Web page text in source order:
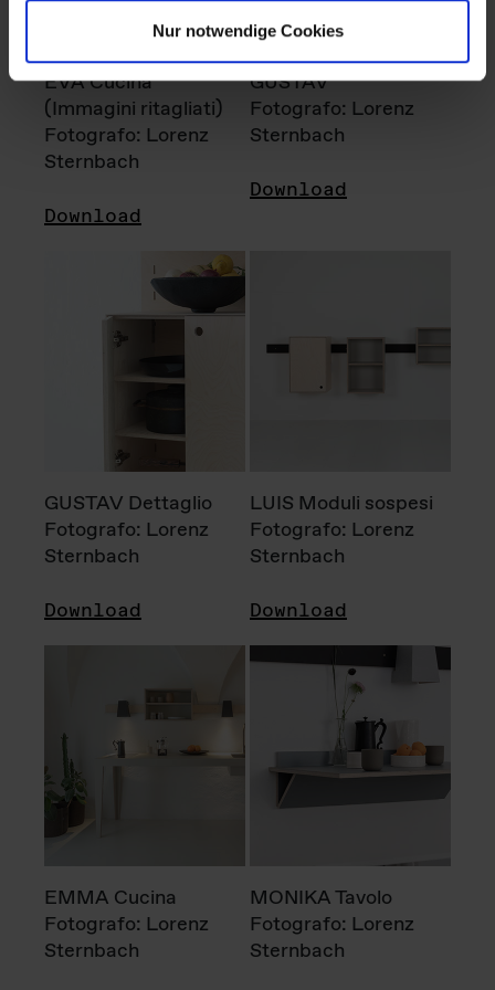
Nur notwendige Cookies
EVA Cucina
(Immagini ritagliati)
Fotografo: Lorenz
Sternbach
Download
GUSTAV
Fotografo: Lorenz
Sternbach
Download
GUSTAV Dettaglio
Fotografo: Lorenz
Sternbach
Download
LUIS Moduli sospesi
Fotografo: Lorenz
Sternbach
Download
EMMA Cucina
Fotografo: Lorenz
Sternbach
MONIKA Tavolo
Fotografo: Lorenz
Sternbach